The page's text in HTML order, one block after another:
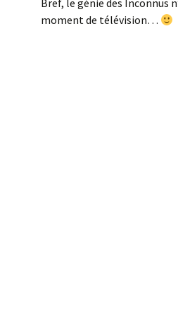
Bref, le génie des Inconnus
moment de télévision…